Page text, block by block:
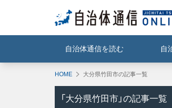
自治体通信を読む 自
HOME 大分県竹田市の記事一覧
「 大分県竹田市 」の記事一覧